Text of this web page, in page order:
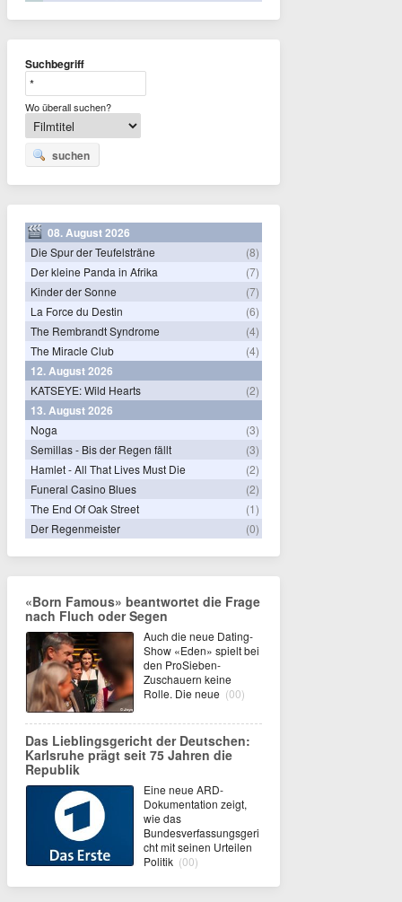
Suchbegriff
Wo überall suchen?
suchen
08. August 2026
Die Spur der Teufelsträne
(8)
Der kleine Panda in Afrika
(7)
Kinder der Sonne
(7)
La Force du Destin
(6)
The Rembrandt Syndrome
(4)
The Miracle Club
(4)
12. August 2026
KATSEYE: Wild Hearts (2)
13. August 2026
Noga
(3)
Semillas - Bis der Regen fällt
(3)
Hamlet - All That Lives Must Die
(2)
Funeral Casino Blues
(2)
The End Of Oak Street
(1)
Der Regenmeister
(0)
«Born Famous» beantwortet die Frage
nach Fluch oder Segen
Auch die neue Dating-
Show «Eden» spielt bei
den ProSieben-
Zuschauern keine
Rolle. Die neue (00)
Das Lieblingsgericht der Deutschen:
Karlsruhe prägt seit 75 Jahren die
Republik
Eine neue ARD-
Dokumentation zeigt,
wie das
Bundesverfassungsgeri
cht mit seinen Urteilen
Politik (00)